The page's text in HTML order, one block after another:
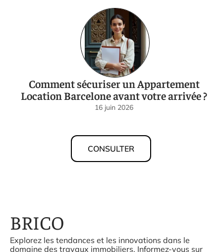
Comment sécuriser un Appartement
Location Barcelone avant votre arrivée ?
16 juin 2026
CONSULTER
BRICO
Explorez les tendances et les innovations dans le
domaine des travaux immobiliers. Informez-vous sur